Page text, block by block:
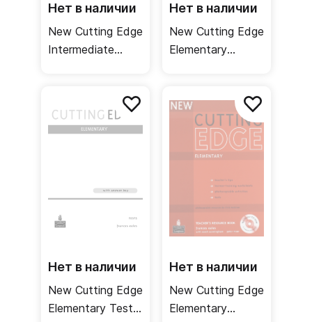
Нет в наличии
New Cutting Edge
Intermediate
Нет в наличии
New Cutting Edge
Elementary
Нет в наличии
New Cutting Edge
Elementary Tests
Нет в наличии
New Cutting Edge
Elementary